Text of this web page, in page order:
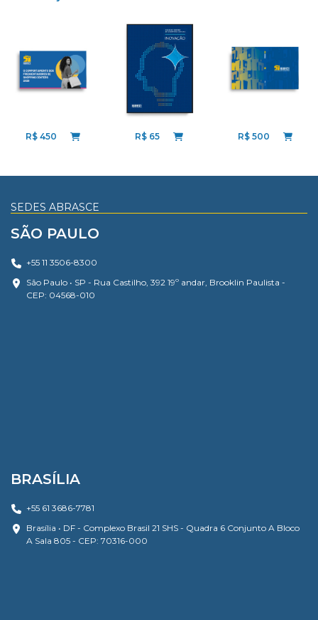
R$ 450 R$ 65 R$ 500
SEDES ABRASCE
SÃO PAULO
+55 11 3506-8300
São Paulo • SP - Rua Castilho, 392 19º andar, Brooklin Paulista -
CEP: 04568-010
BRASÍLIA
+55 61 3686-7781
Brasília • DF - Complexo Brasil 21 SHS - Quadra 6 Conjunto A Bloco
A Sala 805 - CEP: 70316-000